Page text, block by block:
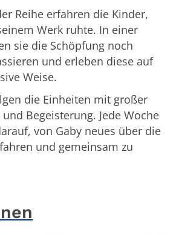
Reihe erfahren die Kinder,
Werk ruhte. In einer
sie die Schöpfung noch
und erleben diese auf
Weise.
die Einheiten mit großer
Begeisterung. Jede Woche
von Gaby neues über die
und gemeinsam zu